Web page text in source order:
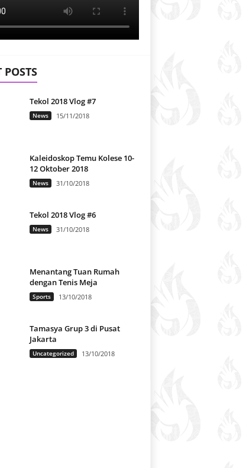
POSTS
Tekol 2018 Vlog #7
News 15/11/2018
Kaleidoskop Temu Kolese 10-
12 Oktober 2018
News 31/10/2018
Tekol 2018 Vlog #6
News 31/10/2018
Menantang Tuan Rumah
dengan Tenis Meja
Sports 13/10/2018
Tamasya Grup 3 di Pusat
Jakarta
Uncategorized 13/10/2018